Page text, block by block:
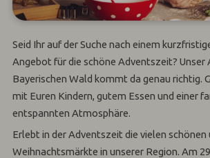
Seid Ihr auf der Suche nach einem
Angebot für die schöne Adventszeit? Unser
Bayerischen Wald kommt da genau richtig.
mit Euren Kindern, gutem Essen und einer
entspannten Atmosphäre.
Erlebt in der Adventszeit die vielen
Weihnachtsmärkte in unserer Region. Am